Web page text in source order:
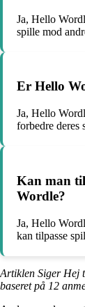
Ja, Hello
spille mod
Er Hello
Ja, Hello
forbedre deres
Kan man
Wordle?
Ja, Hello
kan tilpasse
Artiklen Siger Hej
baseret på 12